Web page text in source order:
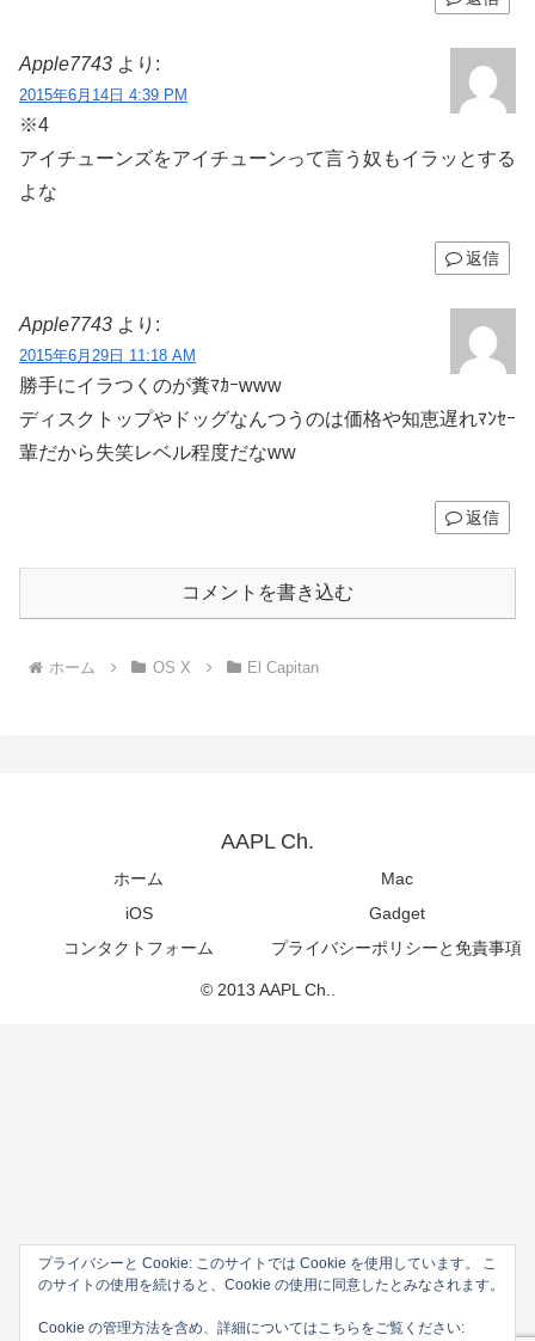
Apple7743 より:
2015年6月14日 4:39 PM
※4
アイチューンズをアイチューンって言う奴もイラッとする
よな
返信
Apple7743 より:
2015年6月29日 11:18 AM
勝手にイラつくのが糞ﾏｶｰwww
ディスクトップやドッグなんつうのは価格や知恵遅れﾏﾝｾｰ
輩だから失笑レベル程度だなww
返信
コメントを書き込む
ホーム OS X El Capitan
AAPL Ch.
ホーム
Mac
iOS
Gadget
コンタクトフォーム
プライバシーポリシーと免責事項
© 2013 AAPL Ch..
プライバシーと Cookie: このサイトでは Cookie を使用しています。 こ
のサイトの使用を続けると、Cookie の使用に同意したとみなされます。
Cookie の管理方法を含め、詳細についてはこちらをご覧ください: